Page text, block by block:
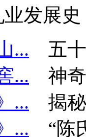
发展史
...
五
...
神
...
揭
... “陈